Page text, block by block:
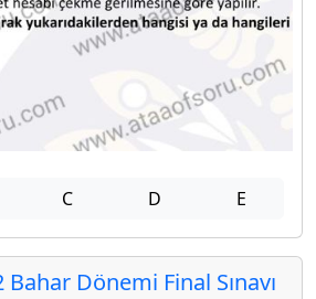
C D E
Dönemi Final Sınavı